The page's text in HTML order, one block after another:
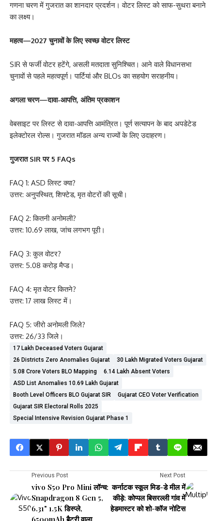
गणना चरण में गुजरात का शानदार प्रदर्शन। वोटर लिस्ट को साफ-सुथरा बनाने
का लक्ष्य।
महत्व—2027 चुनावों के लिए स्वच्छ वोटर लिस्ट
SIR से फर्जी वोटर हटेंगे, असली मतदाता सुनिश्चित। आने वाले विधानसभा
चुनावों से पहले महत्वपूर्ण। पार्टियां और BLOs का सहयोग सराहनीय।
अगला चरण—दावा-आपत्ति, अंतिम प्रकाशन
वेबसाइट पर लिस्ट से दावा-आपत्ति आमंत्रित। पूर्ण सत्यापन के बाद अपडेटेड
इलेक्टोरल रोल्स। गुजरात मॉडल अन्य राज्यों के लिए उदाहरण।
गुजरात SIR पर 5 FAQs
FAQ 1: ASD लिस्ट क्या?
उत्तर: अनुपस्थित, शिफ्टेड, मृत वोटरों की सूची।
FAQ 2: कितनी अनोमली?
उत्तर: 10.69 लाख, जांच लगभग पूरी।
FAQ 3: कुल वोटर?
उत्तर: 5.08 करोड़ मैप्ड।
FAQ 4: मृत वोटर कितने?
उत्तर: 17 लाख लिस्ट में।
FAQ 5: जीरो अनोमली जिले?
उत्तर: 26/33 जिले।
17 Lakh Deceased Voters Gujarat
26 Districts Zero Anomalies Gujarat
30 Lakh Migrated Voters Gujarat
5.08 Crore Voters BLO Mapping
6.14 Lakh Absent Voters
ASD List Anomalies 10.69 Lakh Gujarat
Booth Level Officers BLO Gujarat SIR
Gujarat CEO Voter Verification
Gujarat SIR Electoral Rolls 2025
Special Intensive Revision Gujarat Phase 1
Previous Post
vivo S50 Pro Mini लॉन्च:
Snapdragon 8 Gen 5,
6.31" 1.5K डिस्प्ले,
6500mAh बैटरी वाला
Next Post
कर्नाटक स्कूल मिड-डे मील में
कीड़े: कोप्पल बिसरल्ली गांव में
हेडमास्टर को शो-कॉज नोटिस